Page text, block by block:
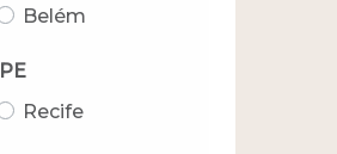
Belém
PE
Recife